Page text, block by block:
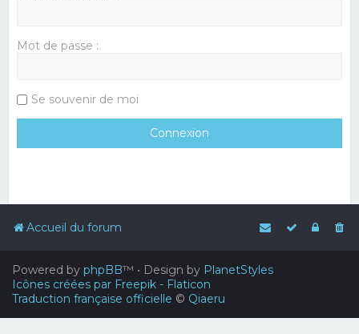
Mot de passe :
Se souvenir de moi
Accueil du forum
Powered by phpBB™ • Design by PlanetStyles
Icônes créées par Freepik - Flaticon
Traduction française officielle © Qiaeru